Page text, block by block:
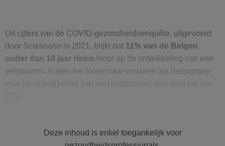
Uit cijfers van de COVID-gezondheidsenquête, uitgevoerd
door Sciensano in 2021, blijkt dat 11% van de Belgen
ouder dan 18 jaar risico loopt op de ontwikkeling van een
eetstoornis. Kijken we louter naar vrouwen als risicogroep
eetstoornis. Voorpersonen tussen de 50 en 64 jaar gaat
voor mannen én vrouwen, daarna daalt dit risico
Deze inhoud is enkel toegankelijk voor